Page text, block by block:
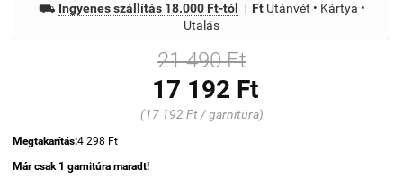
⛟ Ingyenes szállítás 18.000 Ft-tól | FtUtánvét • Kártya •
Utalás
21 490 Ft
17 192 Ft
(17 192 Ft / garnitúra)
Megtakarítás:4 298 Ft
Már csak 1 garnitúra maradt!